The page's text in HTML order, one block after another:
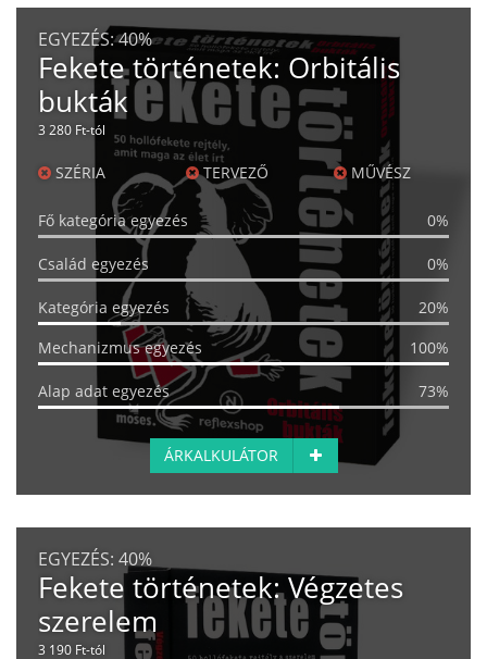
EGYEZÉS:40%
Fekete történetek: Orbitális
bukták
3 280 Ft-tól
SZÉRIA TERVEZŐ MŰVÉSZ
Fő kategória egyezés 0%
Család egyezés 0%
Kategória egyezés
20%
Mechanizmus egyezés
100%
Alap adat egyezés 73%
ÁRKALKULÁTOR
EGYEZÉS: 40%
Fekete történetek: Végzetes
szerelem
3 190 Ft-tól